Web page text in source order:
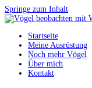
Springe zum Inhalt
VögelStartseite
Meine Ausrüstung
Noch mehr Vögel
Über mich
Kontakt